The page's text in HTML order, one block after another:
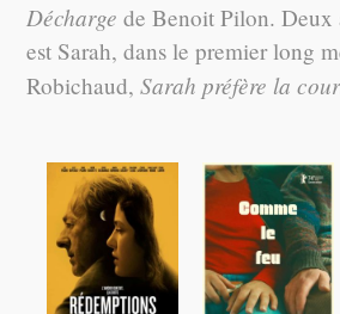
Décharge de Benoit Pilon. Deux
est Sarah, dans le premier long
Robichaud,Sarah préfère la